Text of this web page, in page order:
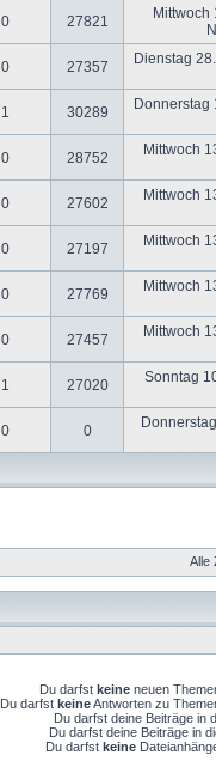
0 27821
Mittwoch
0 27357
Dienstag
1 30289
Donnerstag
0 28752
Mittwoch
0 27602
Mittwoch
0 27197
Mittwoch
0 27769
Mittwoch
0 27457
Mittwoch
1 27020
Sonntag
0 0
Alle
Du darfst keine neuen
Du darfst keineAntworten zu
Du darfst deine Beiträge in
Du darfst deine Beiträge in
Du darfst keine